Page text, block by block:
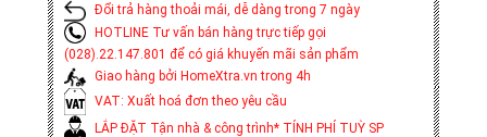
Đổi trả hàng thoải mái, dễ dàng trong 7 ngày
HOTLINE Tư vấn bán hàng trực tiếp gọi
(028).22.147.801 để có giá khuyến mãi sản phẩm
Giao hàng bởi HomeXtra.vn trong 4h
VAT: Xuất hoá đơn theo yêu cầu
LẮP ĐẶT Tận nhà & công trình* TÍNH PHÍ TUỲ SP